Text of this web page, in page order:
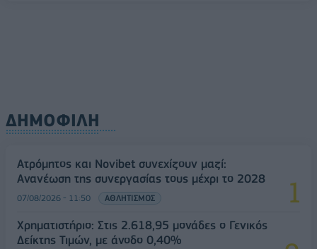
ΔΗΜΟΦΙΛΗ
Ατρόμητος και Novibet συνεχίζουν μαζί:
Ανανέωση της συνεργασίας τους μέχρι το 2028
07/08/2026 - 11:50 ΑΘΛΗΤΙΣΜΟΣ
Χρηματιστήριο: Στις 2.618,95 μονάδες ο Γενικός
Δείκτης Τιμών, με άνοδο 0,40%